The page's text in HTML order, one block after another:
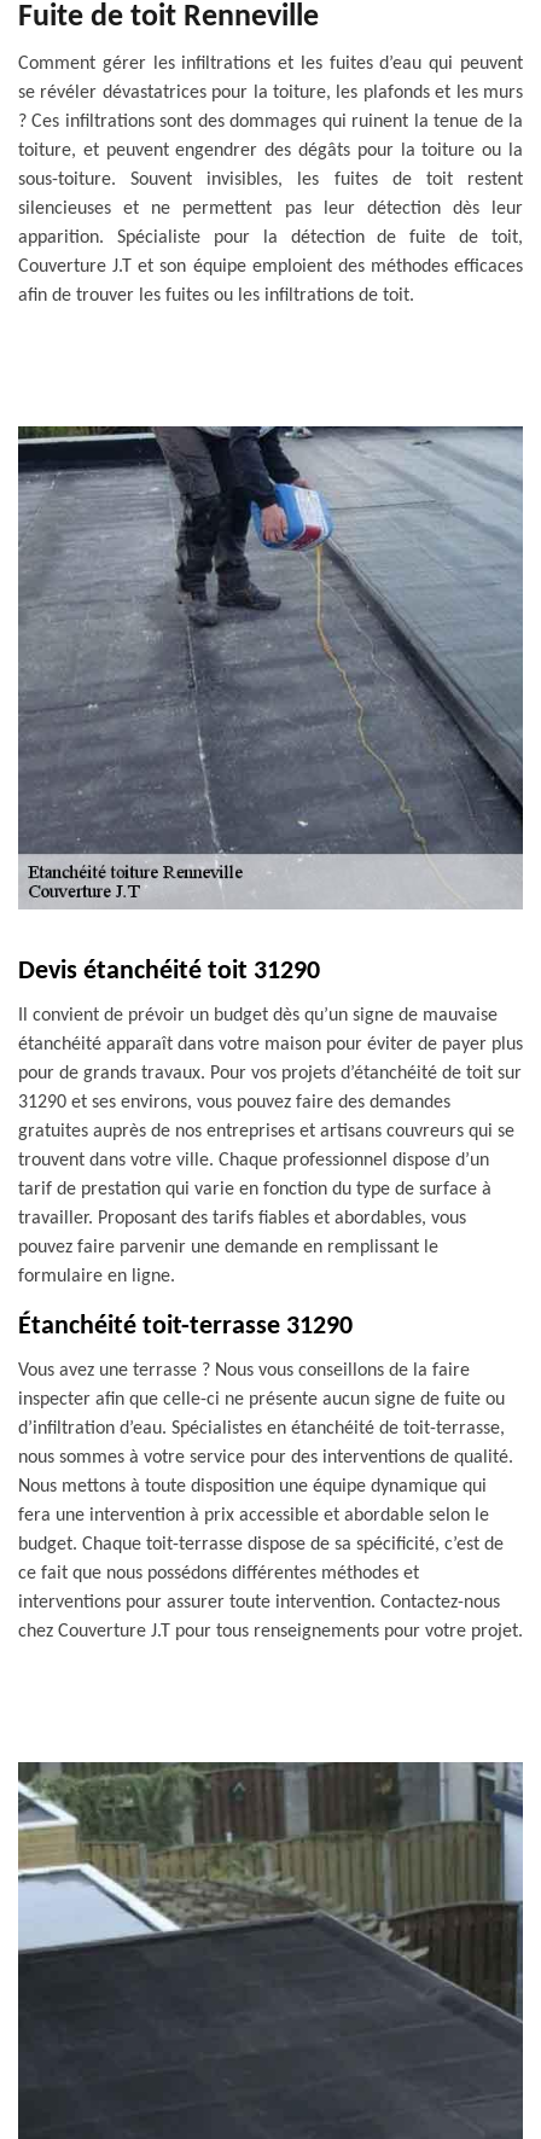
Fuite de toit Renneville
Comment gérer les infiltrations et les fuites d’eau qui peuvent
se révéler dévastatrices pour la toiture, les plafonds et les murs
? Ces infiltrations sont des dommages qui ruinent la tenue de la
toiture, et peuvent engendrer des dégâts pour la toiture ou la
sous-toiture. Souvent invisibles, les fuites de toit restent
silencieuses et ne permettent pas leur détection dès leur
apparition. Spécialiste pour la détection de fuite de toit,
Couverture J.T et son équipe emploient des méthodes efficaces
afin de trouver les fuites ou les infiltrations de toit.
Devis étanchéité toit 31290
Il convient de prévoir un budget dès qu’un signe de mauvaise
étanchéité apparaît dans votre maison pour éviter de payer plus
pour de grands travaux. Pour vos projets d’étanchéité de toit sur
31290 et ses environs, vous pouvez faire des demandes
gratuites auprès de nos entreprises et artisans couvreurs qui se
trouvent dans votre ville. Chaque professionnel dispose d’un
tarif de prestation qui varie en fonction du type de surface à
travailler. Proposant des tarifs fiables et abordables, vous
pouvez faire parvenir une demande en remplissant le
formulaire en ligne.
Étanchéité toit-terrasse 31290
Vous avez une terrasse ? Nous vous conseillons de la faire
inspecter afin que celle-ci ne présente aucun signe de fuite ou
d’infiltration d’eau. Spécialistes en étanchéité de toit-terrasse,
nous sommes à votre service pour des interventions de qualité.
Nous mettons à toute disposition une équipe dynamique qui
fera une intervention à prix accessible et abordable selon le
budget. Chaque toit-terrasse dispose de sa spécificité, c’est de
ce fait que nous possédons différentes méthodes et
interventions pour assurer toute intervention. Contactez-nous
chez Couverture J.T pour tous renseignements pour votre projet.